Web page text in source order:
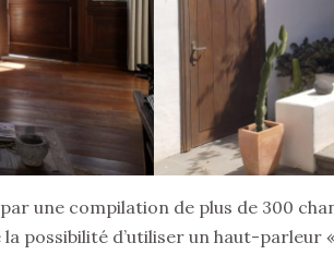
une compilation de plus de 300
possibilité d’utiliser un haut-